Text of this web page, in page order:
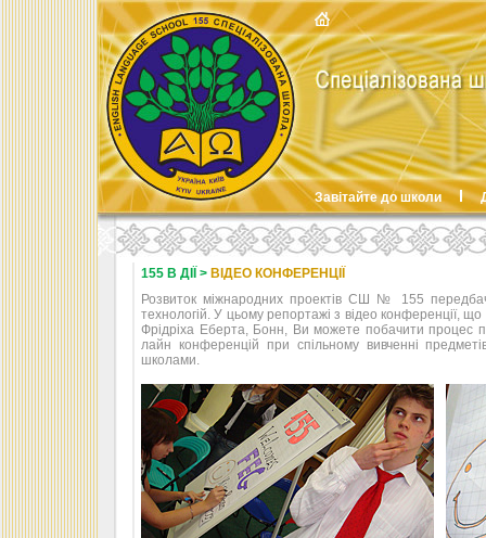
Завітайте до школи
155 В ДІЇ > ВІДЕО КОНФЕРЕНЦІЇ
Розвиток міжнародних проектів СШ № 155
технологій. У цьому репортажі з відео конференції,
Фрідріха Еберта, Бонн, Ви можете побачити процес
лайн конференцій при спільному вивченні
школами.